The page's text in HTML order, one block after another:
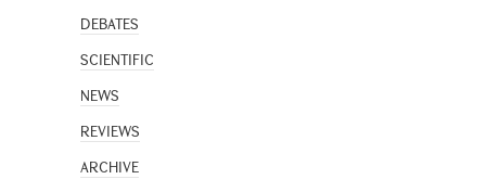
DEBATES
SCIENTIFIC
NEWS
REVIEWS
ARCHIVE